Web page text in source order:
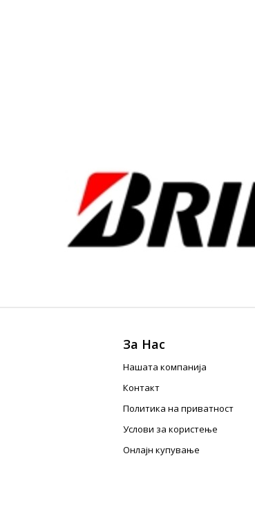
За Нас
Нашата компанија
Контакт
Политика на приватност
Услови за користење
Онлајн купување